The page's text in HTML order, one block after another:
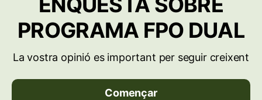
PROGRAMA FPO DUAL
La vostra opinió es important per seguir creixent
Començar